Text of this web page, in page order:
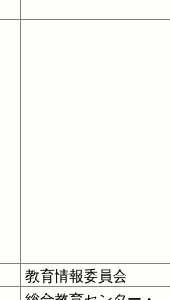
教育情報委員会